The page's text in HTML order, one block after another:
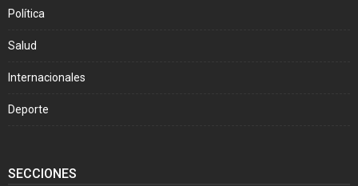
Política
Salud
Internacionales
Deporte
SECCIONES